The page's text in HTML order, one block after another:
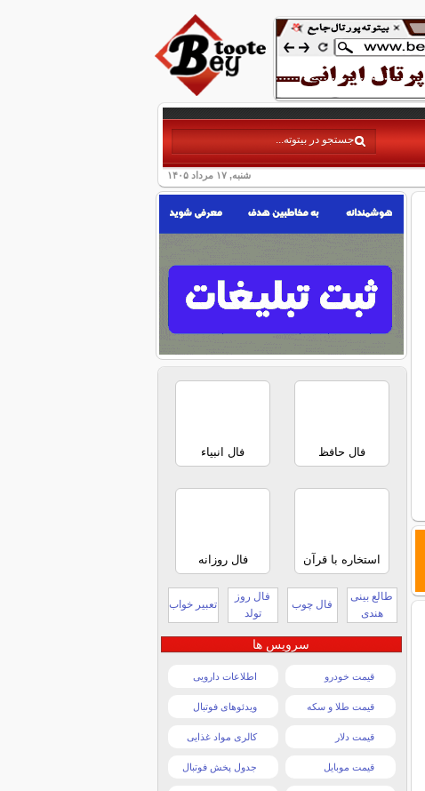
شنبه, ۱۷ مرداد ۱۴۰۵
فال حافظ فال انبیاء
استخاره با قرآن فال روزانه
طالع بینی
هندی
فال چوب
فال روز
تولد
تعبیر خواب
سرویس ها
قیمت خودرو اطلاعات دارویی
قیمت طلا و سکه ویدئوهای فوتبال
قیمت دلار کالری مواد غذایی
قیمت موبایل جدول پخش فوتبال